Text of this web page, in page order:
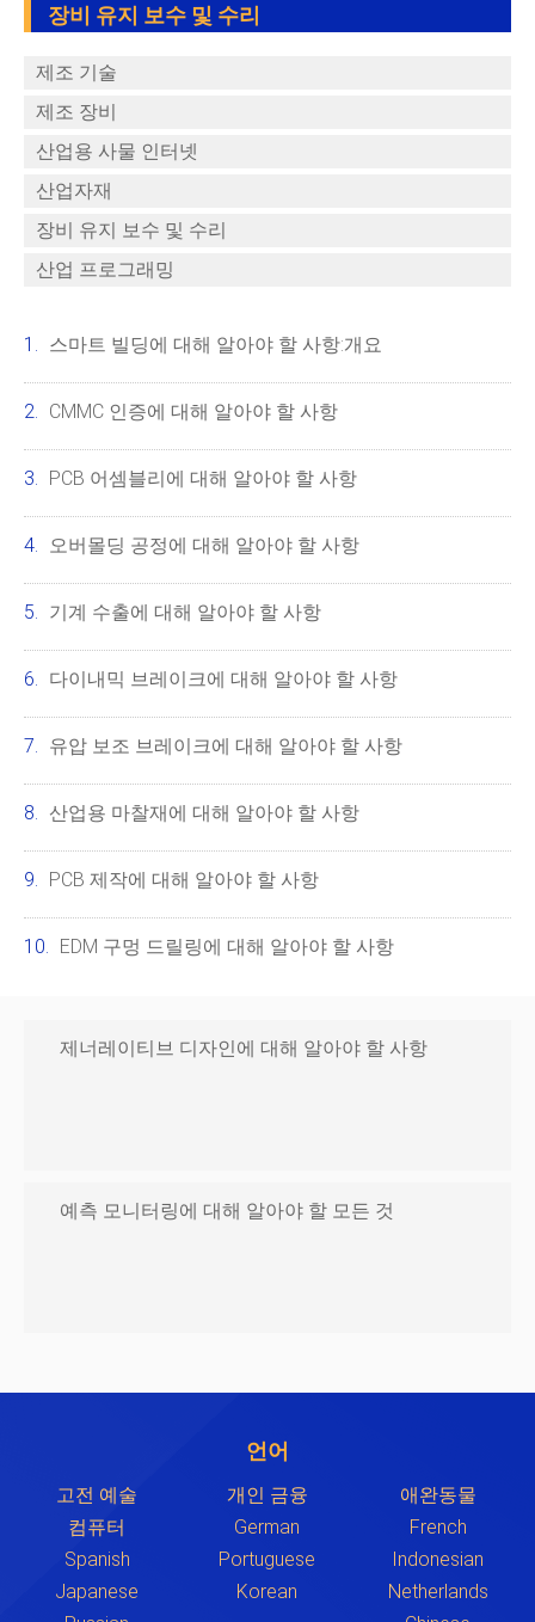
장비 유지 보수 및 수리
제조 기술
제조 장비
산업용 사물 인터넷
산업자재
장비 유지 보수 및 수리
산업 프로그래밍
스마트 빌딩에 대해 알아야 할 사항:개요
CMMC 인증에 대해 알아야 할 사항
PCB 어셈블리에 대해 알아야 할 사항
오버몰딩 공정에 대해 알아야 할 사항
기계 수출에 대해 알아야 할 사항
다이내믹 브레이크에 대해 알아야 할 사항
유압 보조 브레이크에 대해 알아야 할 사항
산업용 마찰재에 대해 알아야 할 사항
PCB 제작에 대해 알아야 할 사항
EDM 구멍 드릴링에 대해 알아야 할 사항
제너레이티브 디자인에 대해 알아야 할 사항
예측 모니터링에 대해 알아야 할 모든 것
언어
고전 예술 개인 금융
애완동물
컴퓨터
German
French
Spanish
Portuguese
Indonesian
Japanese
Korean
Netherlands